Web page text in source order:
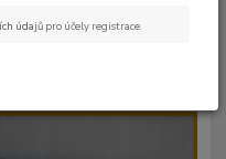
-
údajů pro účely registrace.